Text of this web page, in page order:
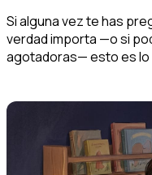
Si alguna vez te has
verdad importa —o si
agotadoras— esto es lo